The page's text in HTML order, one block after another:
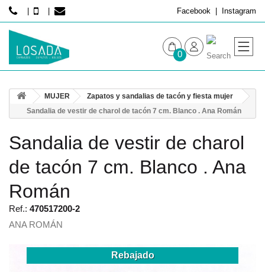
Facebook Instagram
0
HOMBRE
MUJER
Zapatos y sandalias de tacón y fiesta mujer
Sandalia de vestir de charol de tacón 7 cm. Blanco . Ana Román
Sandalia de vestir de charol
de tacón 7 cm. Blanco . Ana
Román
Ref.: 470517200-2
ANA ROMÁN
Rebajado